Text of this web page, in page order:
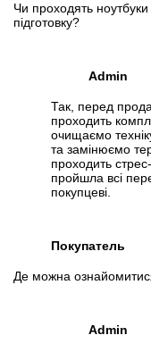
Чи проходять
підготовку?
Admin
Так, перед
проходить
очищаємо
та замінюємо
проходить
пройшла всі
покупцеві.
Покупатель
Де можна
Admin